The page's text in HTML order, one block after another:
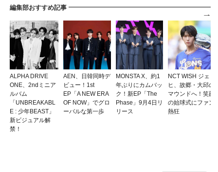
編集部おすすめ記事
ALPHA DRIVE
ONE、2ndミニア
ルバム
「UNBREAKABL
E : 少年BEAST」
新ビジュアル解
禁！
AEN、日韓同時デ
ビュー！1st
EP「A NEW ERA
OF NOW」でグロ
ーバルな第一歩
MONSTA X、約1
年ぶりにカムバッ
ク！新EP「The
Phase」9月4日リ
リース
NCT WISH ジェ
ヒ、故郷・大邱の
マウンドへ！笑顔
の始球式にファン
熱狂